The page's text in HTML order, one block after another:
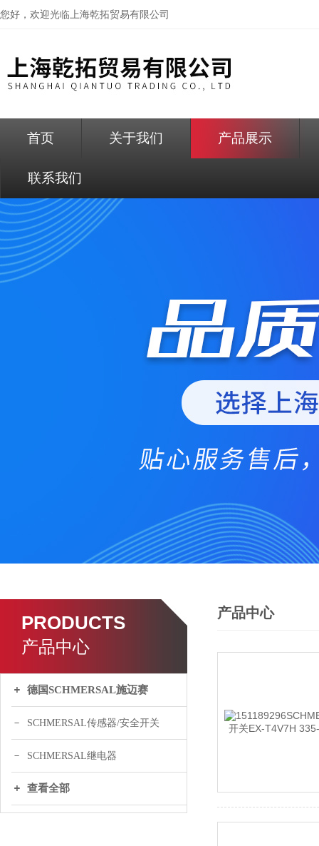
您好，欢迎光临上海乾拓贸易有限公司
首页 关于我们 产品展示
联系我们
PRODUCTS
产品中心
德国SCHMERSAL施迈赛
SCHMERSAL传感器/安全开关
SCHMERSAL继电器
查看全部
产品中心